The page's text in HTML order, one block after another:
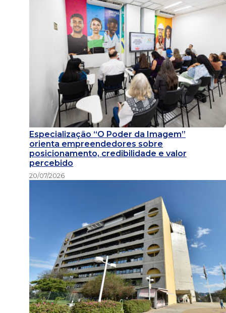
Especialização “O Poder da Imagem”
orienta empreendedores sobre
posicionamento, credibilidade e valor
percebido
20/07/2026